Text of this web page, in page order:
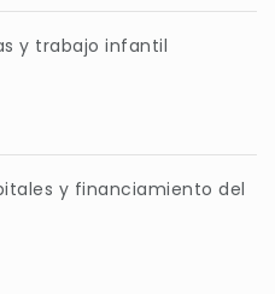
y trabajo infantil
y financiamiento del